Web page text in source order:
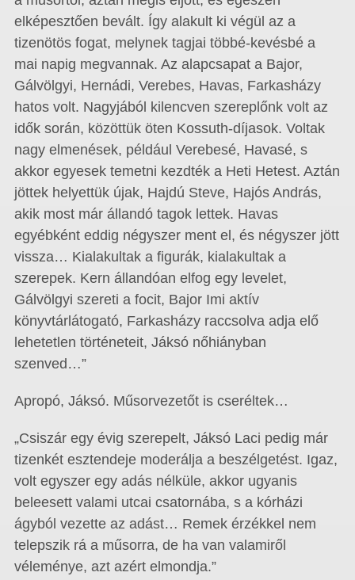
elképesztően bevált. Így alakult ki végül az a
tizenötös fogat, melynek tagjai többé-kevésbé a
mai napig megvannak. Az alapcsapat a Bajor,
Gálvölgyi, Hernádi, Verebes, Havas, Farkasházy
hatos volt. Nagyjából kilencven szereplőnk volt az
idők során, közöttük öten Kossuth-díjasok. Voltak
nagy elmenések, például Verebesé, Havasé, s
akkor egyesek temetni kezdték a Heti Hetest. Aztán
jöttek helyettük újak, Hajdú Steve, Hajós András,
akik most már állandó tagok lettek. Havas
egyébként eddig négyszer ment el, és négyszer jött
vissza… Kialakultak a figurák, kialakultak a
szerepek. Kern állandóan elfog egy levelet,
Gálvölgyi szereti a focit, Bajor Imi aktív
könyvtárlátogató, Farkasházy raccsolva adja elő
lehetetlen történeteit, Jáksó nőhiányban
szenved…”
Apropó, Jáksó. Műsorvezetőt is cseréltek…
„Csiszár egy évig szerepelt, Jáksó Laci pedig már
tizenkét esztendeje moderálja a beszélgetést. Igaz,
volt egyszer egy adás nélküle, akkor ugyanis
beleesett valami utcai csatornába, s a kórházi
ágyból vezette az adást… Remek érzékkel nem
telepszik rá a műsorra, de ha van valamiről
véleménye, azt azért elmondja.”